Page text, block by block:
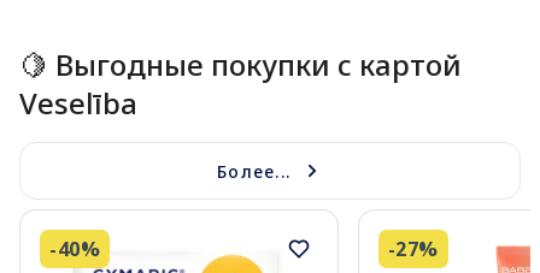
🍋 Выгодные покупки с картой
Veselība
Более...
-40% -27%